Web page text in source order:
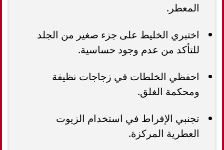
المعطر.
اختبري الخليط على جزء صغير من الجلد
للتأكد من عدم وجود حساسية.
احفظي الخلطات في زجاجات نظيفة
ومحكمة الغلق.
تجنبي الإفراط في استخدام الزيوت
العطرية المركزة.